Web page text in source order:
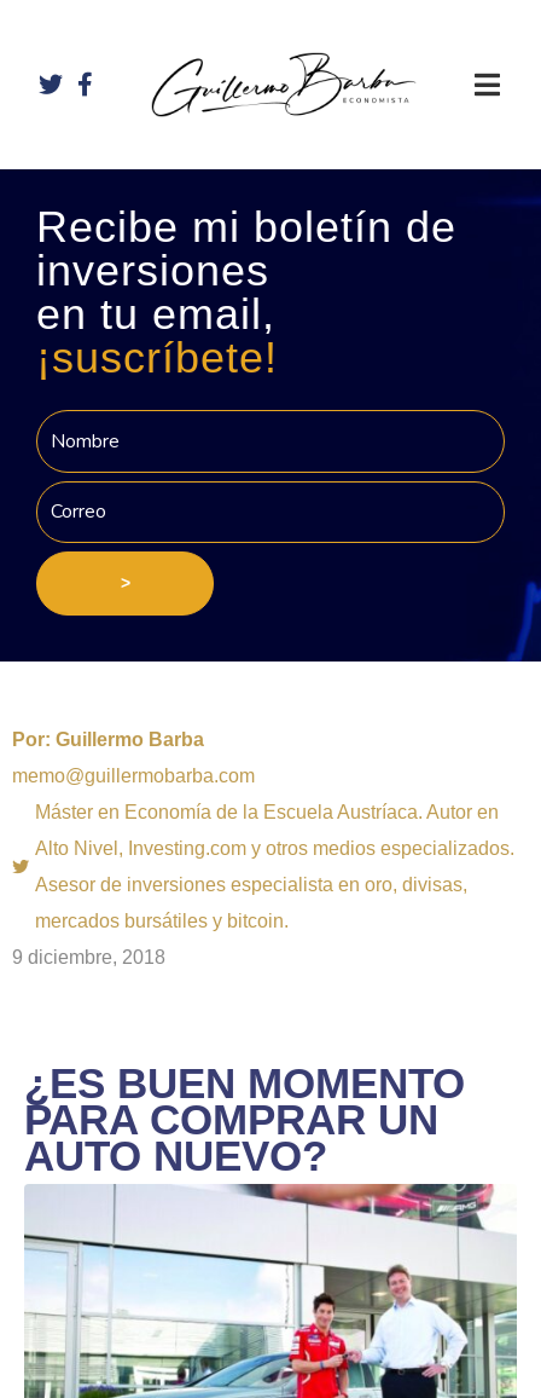
Recibe mi boletín de
inversiones
en tu email,
¡suscríbete!
>
Por: Guillermo Barba
memo@guillermobarba.com
Máster en Economía de la Escuela Austríaca. Autor en
Alto Nivel, Investing.com y otros medios especializados.
Asesor de inversiones especialista en oro, divisas,
mercados bursátiles y bitcoin.
9 diciembre, 2018
¿ES BUEN MOMENTO
PARA COMPRAR UN
AUTO NUEVO?